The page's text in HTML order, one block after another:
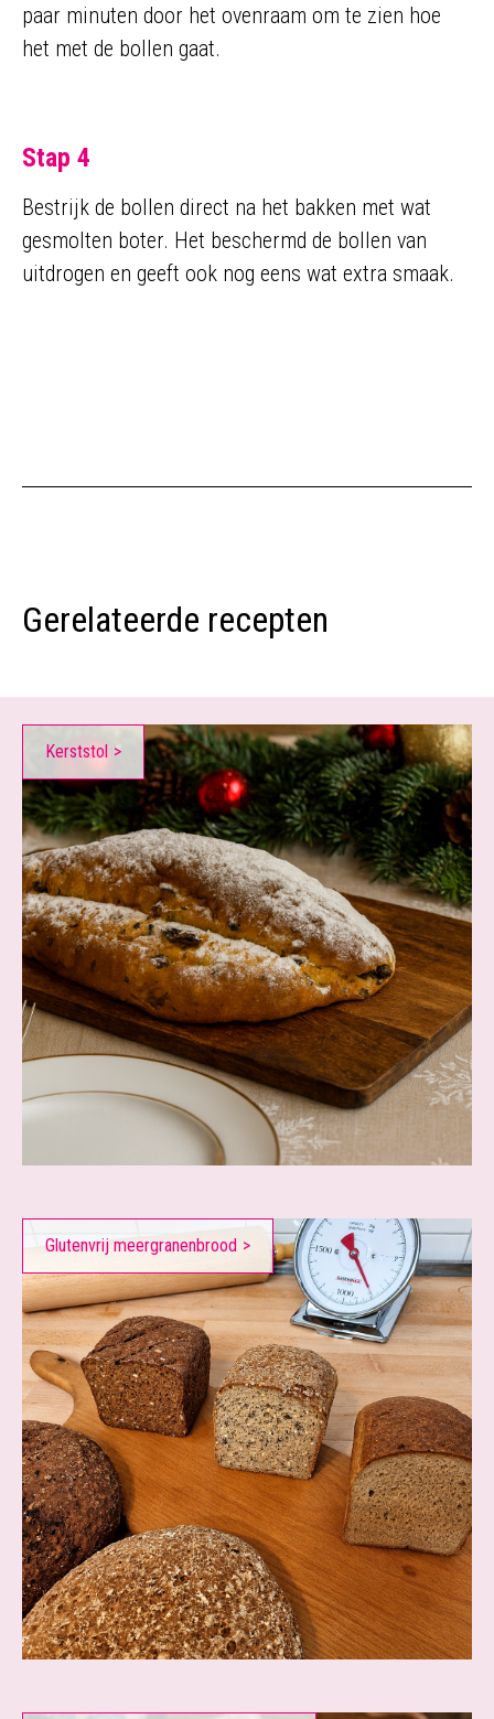
paar minuten door het ovenraam om te zien hoe
het met de bollen gaat.
Stap 4
Bestrijk de bollen direct na het bakken met wat
gesmolten boter. Het beschermd de bollen van
uitdrogen en geeft ook nog eens wat extra smaak.
Gerelateerde recepten
Kerststol >
Glutenvrij meergranenbrood >